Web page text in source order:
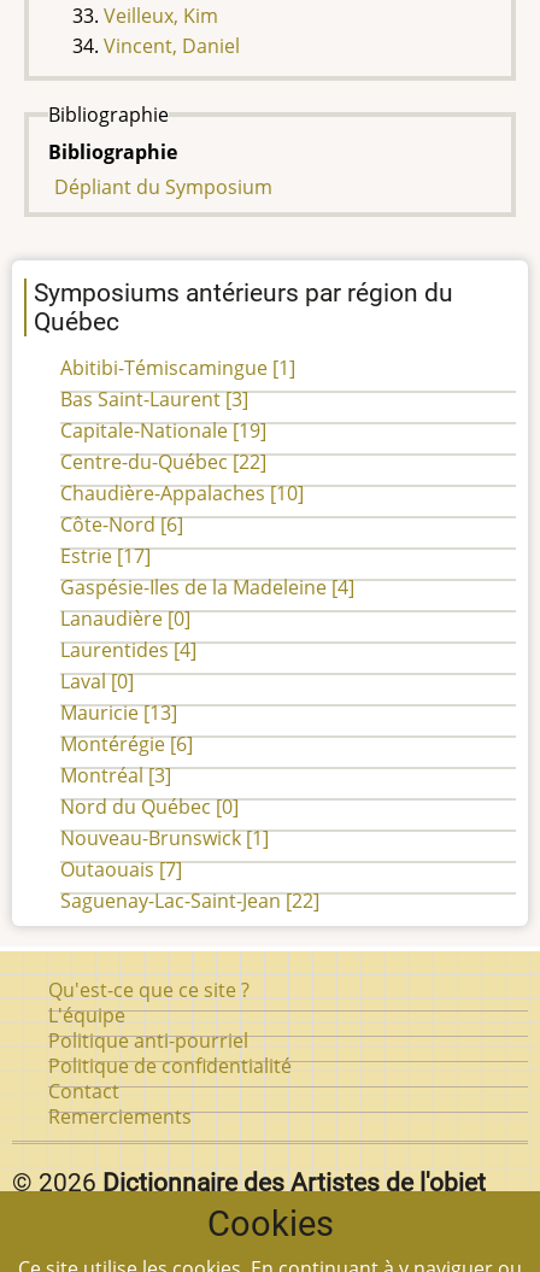
Veilleux, Kim
Vincent, Daniel
Bibliographie
Bibliographie
Dépliant du Symposium
Symposiums antérieurs par région du
Québec
Abitibi-Témiscamingue [1]
Bas Saint-Laurent[3]
Capitale-Nationale[19]
Centre-du-Québec[22]
Chaudière-Appalaches[10]
Côte-Nord[6]
Estrie[17]
Gaspésie-Iles de la Madeleine[4]
Lanaudière[0]
Laurentides[4]
Laval[0]
Mauricie[13]
Montérégie[6]
Montréal[3]
Nord du Québec[0]
Nouveau-Brunswick[1]
Outaouais[7]
Saguenay-Lac-Saint-Jean[22]
Pied
de
page
Qu'est-ce que ce site ?
L'équipe
Politique anti-pourriel
Politique de confidentialité
Contact
Remerciements
© 2026 Dictionnaire des Artistes de l'objet
Vous pouvez reproduire textuellement des pages de
Cookies